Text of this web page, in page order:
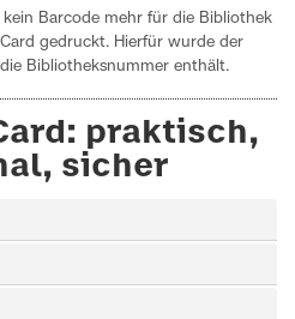
Barcode mehr für die Bibliothek
gedruckt. Hierfür wurde der
Bibliotheksnummer enthält.
praktisch,
sicher